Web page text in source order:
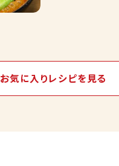
お気に入りレシピを見る